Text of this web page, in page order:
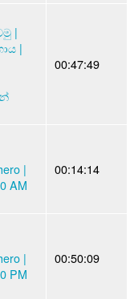
|
|
00:47:49
|
AM
00:14:14
|
PM
00:50:09